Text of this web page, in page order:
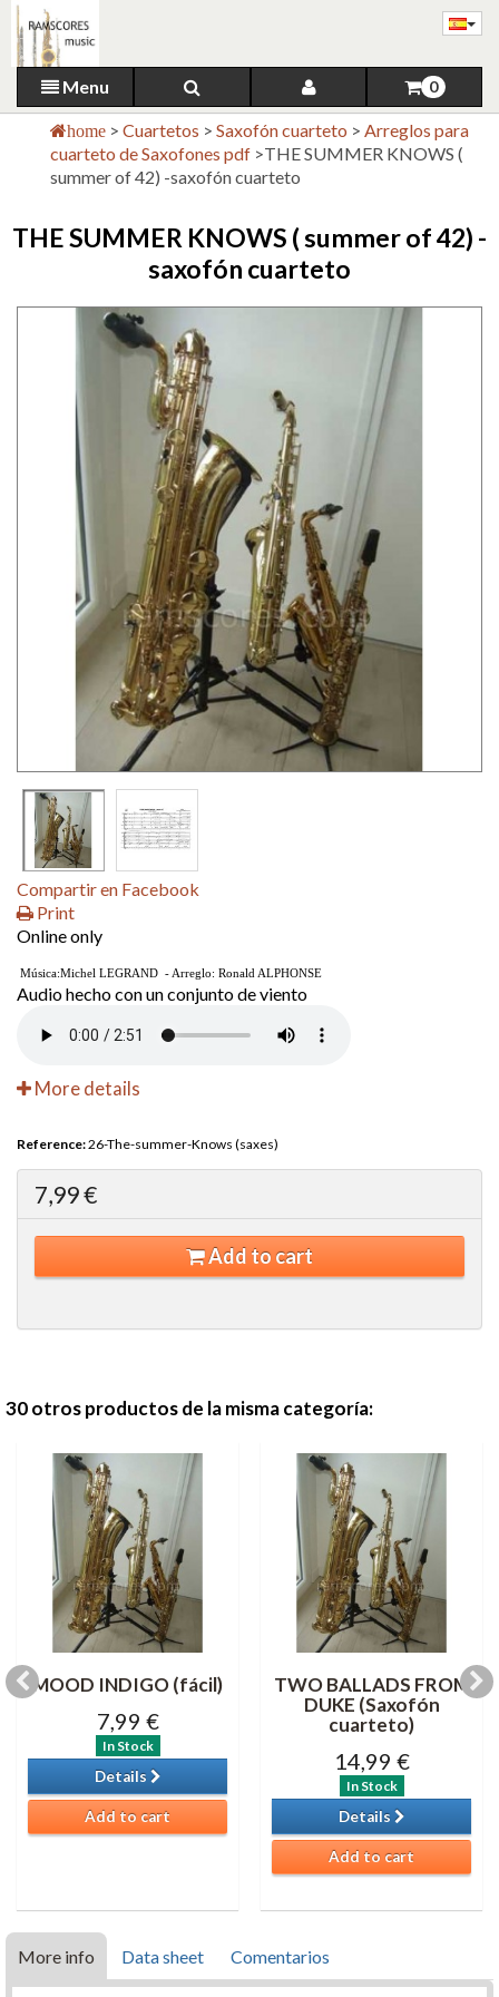
Menu 0
home > Cuartetos > Saxofón cuarteto > Arreglos para
cuarteto de Saxofones pdf >THE SUMMER KNOWS (
summer of 42) -saxofón cuarteto
THE SUMMER KNOWS ( summer of 42) -
saxofón cuarteto
Compartir en Facebook
Print
Online only
Música:Michel LEGRAND - Arreglo: Ronald ALPHONSE
Audio hecho con un conjunto de viento
More details
Reference:26-The-summer-Knows (saxes)
7,99 €
Add to cart
30 otros productos de la misma categoría:
MOOD INDIGO (fácil)
7,99 €
In Stock
Details
Add to cart
TWO BALLADS FROM
DUKE (Saxofón
cuarteto)
14,99 €
In Stock
Details
Add to cart
More info Data sheet Comentarios